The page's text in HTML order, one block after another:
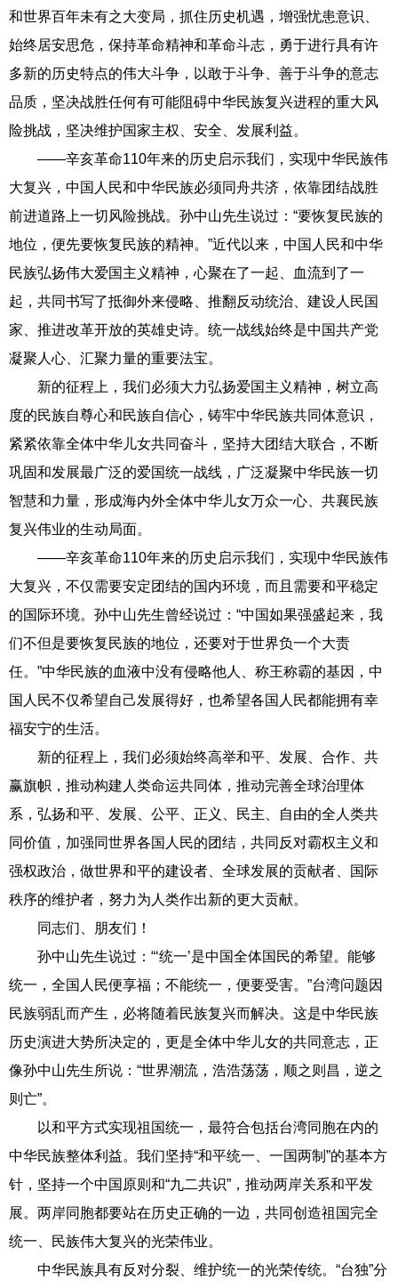
和世界百年未有之大变局，抓住历史机遇，增强忧患意识、
始终居安思危，保持革命精神和革命斗志，勇于进行具有许
多新的历史特点的伟大斗争，以敢于斗争、善于斗争的意志
品质，坚决战胜任何有可能阻碍中华民族复兴进程的重大风
险挑战，坚决维护国家主权、安全、发展利益。
——辛亥革命110年来的历史启示我们，实现中华民族伟
大复兴，中国人民和中华民族必须同舟共济，依靠团结战胜
前进道路上一切风险挑战。孙中山先生说过：“要恢复民族的
地位，便先要恢复民族的精神。”近代以来，中国人民和中华
民族弘扬伟大爱国主义精神，心聚在了一起、血流到了一
起，共同书写了抵御外来侵略、推翻反动统治、建设人民国
家、推进改革开放的英雄史诗。统一战线始终是中国共产党
凝聚人心、汇聚力量的重要法宝。
新的征程上，我们必须大力弘扬爱国主义精神，树立高
度的民族自尊心和民族自信心，铸牢中华民族共同体意识，
紧紧依靠全体中华儿女共同奋斗，坚持大团结大联合，不断
巩固和发展最广泛的爱国统一战线，广泛凝聚中华民族一切
智慧和力量，形成海内外全体中华儿女万众一心、共襄民族
复兴伟业的生动局面。
——辛亥革命110年来的历史启示我们，实现中华民族伟
大复兴，不仅需要安定团结的国内环境，而且需要和平稳定
的国际环境。孙中山先生曾经说过：“中国如果强盛起来，我
们不但是要恢复民族的地位，还要对于世界负一个大责
任。”中华民族的血液中没有侵略他人、称王称霸的基因，中
国人民不仅希望自己发展得好，也希望各国人民都能拥有幸
福安宁的生活。
新的征程上，我们必须始终高举和平、发展、合作、共
赢旗帜，推动构建人类命运共同体，推动完善全球治理体
系，弘扬和平、发展、公平、正义、民主、自由的全人类共
同价值，加强同世界各国人民的团结，共同反对霸权主义和
强权政治，做世界和平的建设者、全球发展的贡献者、国际
秩序的维护者，努力为人类作出新的更大贡献。
同志们、朋友们！
孙中山先生说过：“‘统一’是中国全体国民的希望。能够
统一，全国人民便享福；不能统一，便要受害。”台湾问题因
民族弱乱而产生，必将随着民族复兴而解决。这是中华民族
历史演进大势所决定的，更是全体中华儿女的共同意志，正
像孙中山先生所说：“世界潮流，浩浩荡荡，顺之则昌，逆之
则亡”。
以和平方式实现祖国统一，最符合包括台湾同胞在内的
中华民族整体利益。我们坚持“和平统一、一国两制”的基本方
针，坚持一个中国原则和“九二共识”，推动两岸关系和平发
展。两岸同胞都要站在历史正确的一边，共同创造祖国完全
统一、民族伟大复兴的光荣伟业。
中华民族具有反对分裂、维护统一的光荣传统。“台独”分